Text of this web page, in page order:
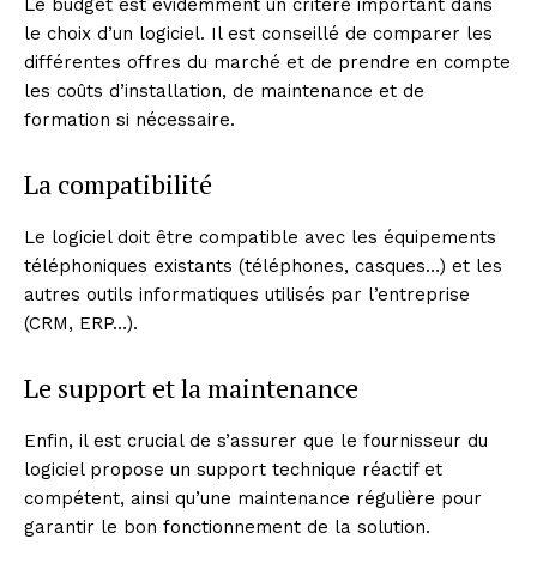
Le budget est évidemment un critère important dans
le choix d’un logiciel. Il est conseillé de comparer les
différentes offres du marché et de prendre en compte
les coûts d’installation, de maintenance et de
formation si nécessaire.
La compatibilité
Le logiciel doit être compatible avec les équipements
téléphoniques existants (téléphones, casques…) et les
autres outils informatiques utilisés par l’entreprise
(CRM, ERP…).
Le support et la maintenance
Enfin, il est crucial de s’assurer que le fournisseur du
logiciel propose un support technique réactif et
compétent, ainsi qu’une maintenance régulière pour
garantir le bon fonctionnement de la solution.